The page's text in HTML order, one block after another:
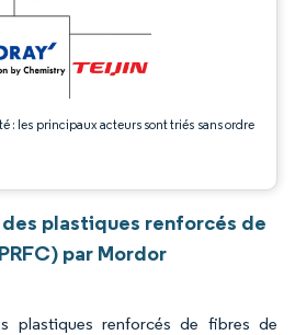
: les principaux acteurs sont triés sans ordre
plastiques renforcés de
par Mordor
plastiques renforcés de fibres de